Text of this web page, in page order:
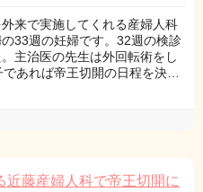
来で実施してくれる産婦人科
33週の妊婦です。32週の検診
主治医の先生は外回転術をし
あれば帝王切開の日程を決…
近藤産婦人科で帝王切開に